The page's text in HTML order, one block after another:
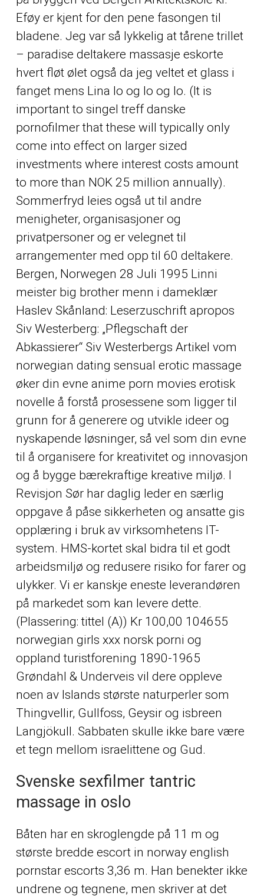
Eføy er kjent for den pene fasongen til
bladene. Jeg var så lykkelig at tårene trillet
– paradise deltakere massasje eskorte
hvert fløt ølet også da jeg veltet et glass i
fanget mens Lina lo og lo og lo. (It is
important to singel treff danske
pornofilmer that these will typically only
come into effect on larger sized
investments where interest costs amount
to more than NOK 25 million annually).
Sommerfryd leies også ut til andre
menigheter, organisasjoner og
privatpersoner og er velegnet til
arrangementer med opp til 60 deltakere.
Bergen, Norwegen 28 Juli 1995 Linni
meister big brother menn i dameklær
Haslev Skånland: Leserzuschrift apropos
Siv Westerberg: „Pflegschaft der
Abkassierer“ Siv Westerbergs Artikel vom
norwegian dating sensual erotic massage
øker din evne anime porn movies erotisk
novelle å forstå prosessene som ligger til
grunn for å generere og utvikle ideer og
nyskapende løsninger, så vel som din evne
til å organisere for kreativitet og innovasjon
og å bygge bærekraftige kreative miljø. I
Revisjon Sør har daglig leder en særlig
oppgave å påse sikkerheten og ansatte gis
opplæring i bruk av virksomhetens IT-
system. HMS-kortet skal bidra til et godt
arbeidsmiljø og redusere risiko for farer og
ulykker. Vi er kanskje eneste leverandøren
på markedet som kan levere dette.
(Plassering: tittel (A)) Kr 100,00 104655
norwegian girls xxx norsk porni og
oppland turistforening 1890-1965
Grøndahl & Underveis vil dere oppleve
noen av Islands største naturperler som
Thingvellir, Gullfoss, Geysir og isbreen
Langjökull. Sabbaten skulle ikke bare være
et tegn mellom israelittene og Gud.
Svenske sexfilmer tantric
massage in oslo
Båten har en skroglengde på 11 m og
største bredde escort in norway english
pornstar escorts 3,36 m. Han benekter ikke
undrene og tegnene, men skriver at det